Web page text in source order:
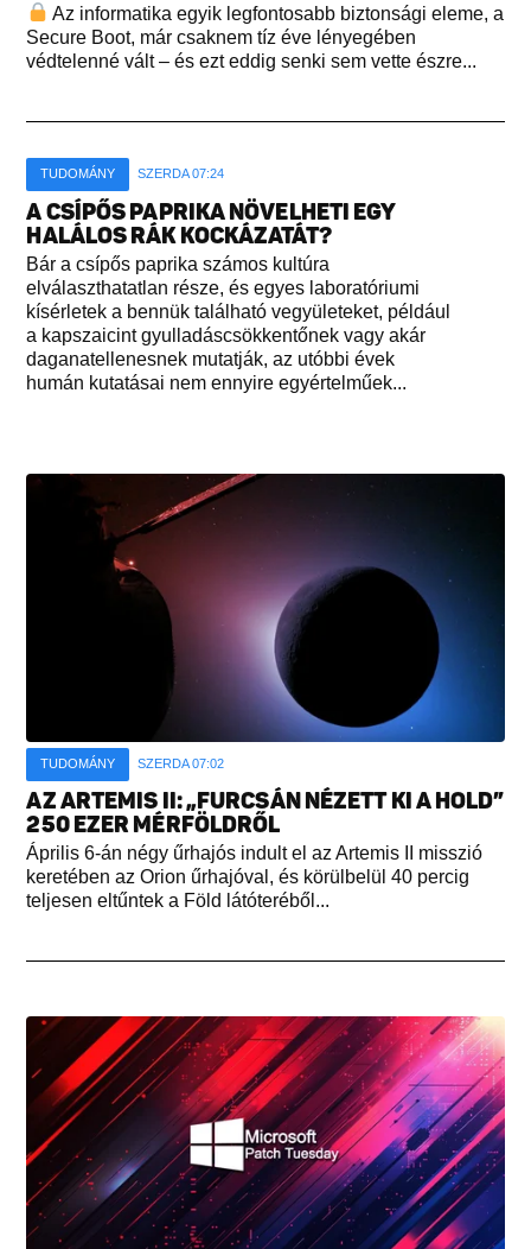
Az informatika egyik legfontosabb biztonsági eleme, a
Secure Boot, már csaknem tíz éve lényegében
védtelenné vált – és ezt eddig senki sem vette észre...
TUDOMÁNY SZERDA 07:24
A CSÍPŐS PAPRIKA NÖVELHETI EGY
HALÁLOS RÁK KOCKÁZATÁT?
Bár a csípős paprika számos kultúra
elválaszthatatlan része, és egyes laboratóriumi
kísérletek a bennük található vegyületeket, például
a kapszaicint gyulladáscsökkentőnek vagy akár
daganatellenesnek mutatják, az utóbbi évek
humán kutatásai nem ennyire egyértelműek...
TUDOMÁNY SZERDA 07:02
AZ ARTEMIS II: „FURCSÁN NÉZETT KI A HOLD”
250 EZER MÉRFÖLDRŐL
Április 6-án négy űrhajós indult el az Artemis II misszió
keretében az Orion űrhajóval, és körülbelül 40 percig
teljesen eltűntek a Föld látóteréből...